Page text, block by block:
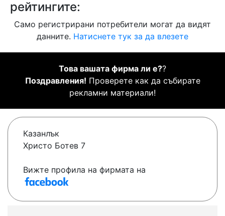
рейтингите:
Само регистрирани потребители могат да видят
данните. Натиснете тук за да влезете
Това вашата фирма ли е??
Поздравления! Проверете как да събирате
рекламни материали!
Казанлък
Христо Ботев 7
Вижте профила на фирмата на